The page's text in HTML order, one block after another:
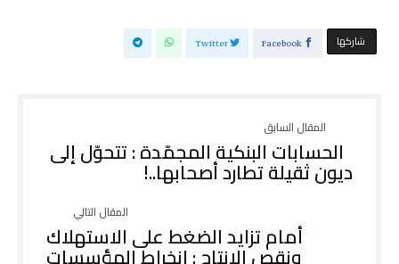
‫‫ شاركها‬ Facebook
Twitter
الحسابات البنكية المجمّدة : تتحوّل إلى
ديون ثقيلة تطارد أصحابها..!
أمام تزايد الضغط على الاستهلاك